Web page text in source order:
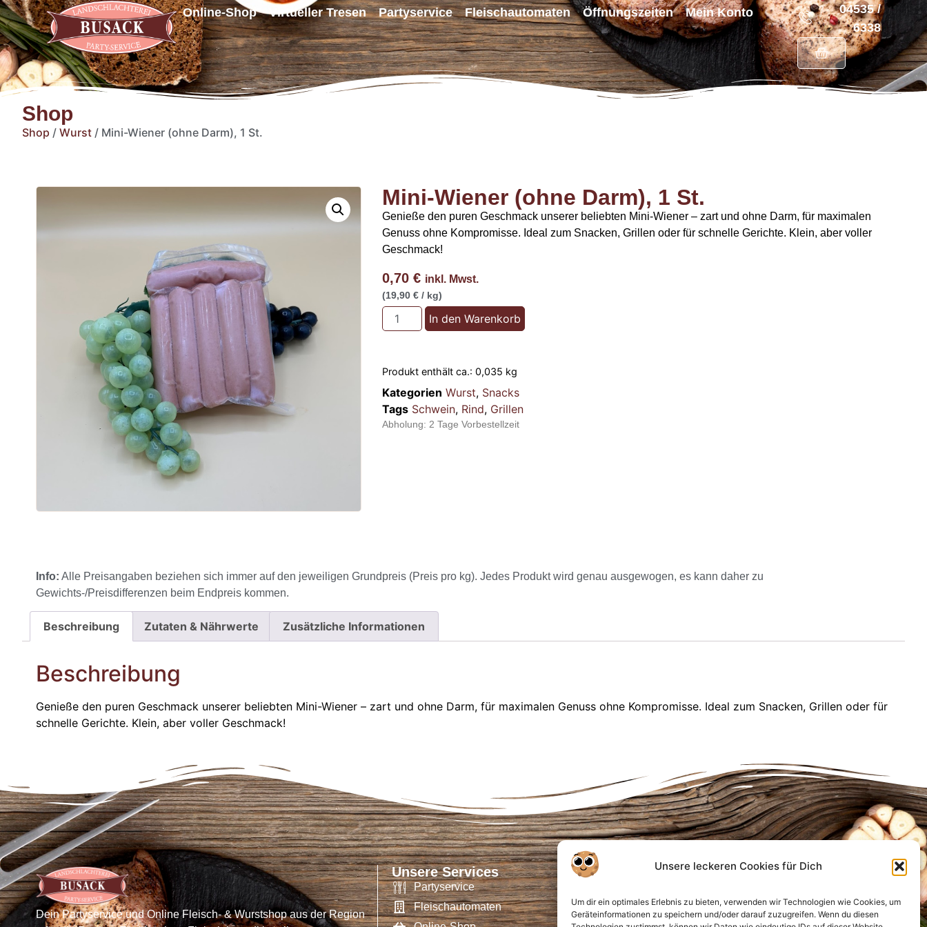
Unsere leckeren Cookies für Dich
Um dir ein optimales Erlebnis zu bieten, verwenden wir Technologien wie Cookies, um
Geräteinformationen zu speichern und/oder darauf zuzugreifen. Wenn du diesen
Online-Shop Virtueller Tresen Partyservice Fleischautomaten Öffnungszeiten Mein Konto
04535 /
6338
Shop
Shop / Wurst / Mini-Wiener (ohne Darm), 1 St.
Mini-Wiener (ohne Darm), 1 St.
Genieße den puren Geschmack unserer beliebten Mini-Wiener – zart und ohne Darm, für maximalen
Genuss ohne Kompromisse. Ideal zum Snacken, Grillen oder für schnelle Gerichte. Klein, aber voller
Geschmack!
0,70 € inkl. Mwst.
(19,90 € / kg)
In den Warenkorb
Produkt enthält ca.: 0,035 kg
Kategorien Wurst, Snacks
Tags Schwein, Rind, Grillen
Abholung: 2 Tage Vorbestellzeit
Info: Alle Preisangaben beziehen sich immer auf den jeweiligen Grundpreis (Preis pro kg). Jedes Produkt wird genau ausgewogen, es kann daher zu
Gewichts-/Preisdifferenzen beim Endpreis kommen.
Beschreibung Zutaten & Nährwerte Zusätzliche Informationen
Beschreibung
Genieße den puren Geschmack unserer beliebten Mini-Wiener – zart und ohne Darm, für maximalen Genuss ohne Kompromisse. Ideal zum Snacken, Grillen oder für
schnelle Gerichte. Klein, aber voller Geschmack!
Dein Partyservice und Online Fleisch- & Wurstshop aus der Region
Unsere Services
Partyservice
Fleischautomaten
Infos für Dich
FAQ